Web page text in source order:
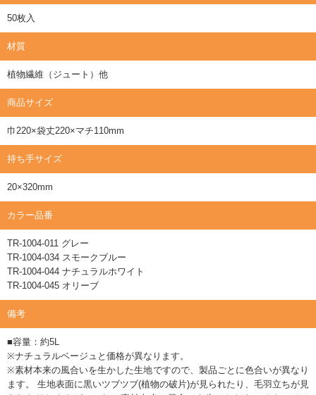
50枚入
材質
植物繊維（ジュート）他
商品サイズ
巾220×袋丈220×マチ110mm
持ち手サイズ
20×320mm
カラー品番
TR-1004-011 グレー
TR-1004-034 スモークブルー
TR-1004-044 ナチュラルホワイト
TR-1004-045 オリーブ
備考
■容量：約5L
※ナチュラルベージュと価格が異なります。
※素材本来の風合いを生かした生地ですので、製品ごとに色合いが異なり
ます。 生地表面に黒いツブツブ(植物の破片)が見られたり、毛羽立ちが見